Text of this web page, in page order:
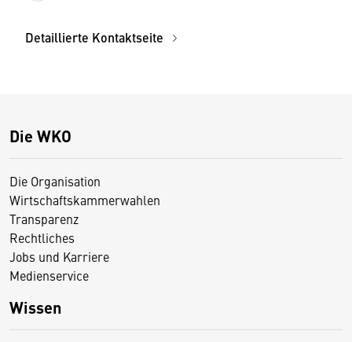
Detaillierte Kontaktseite
Die WKO
Die Organisation
Wirtschaftskammerwahlen
Transparenz
Rechtliches
Jobs und Karriere
Medienservice
Wissen